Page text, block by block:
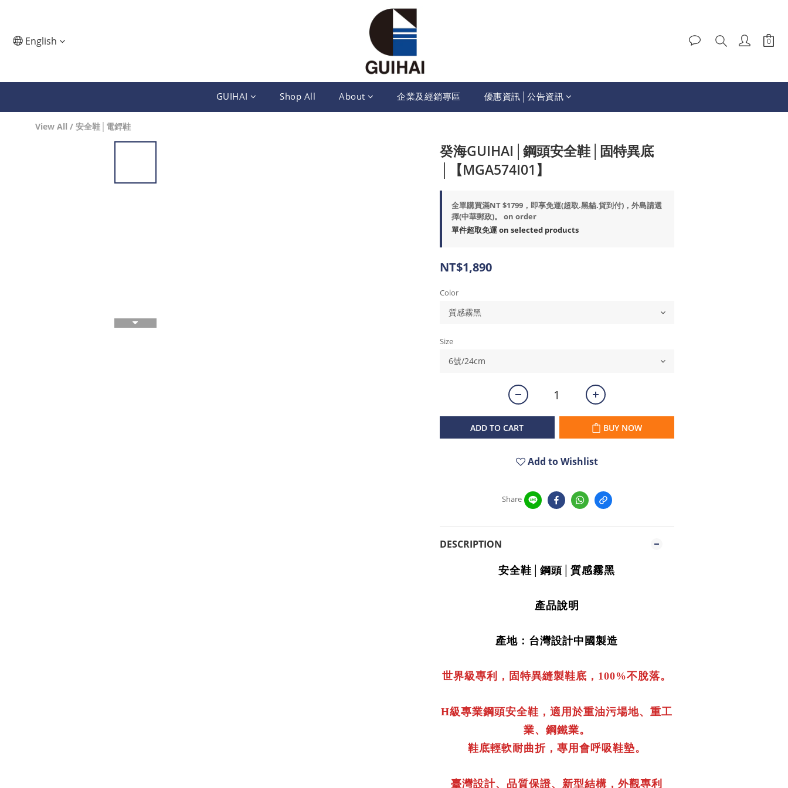
English
GUIHAI Shop All About 企業及經銷專區 優惠資訊│公告資訊
View All / 安全鞋│電銲鞋
癸海GUIHAI│鋼頭安全鞋│固特異底
│【MGA574I01】
全單購買滿NT $1799，即享免運(超取.黑貓.貨到付)，外島請選
擇(中華郵政)。 on order
單件超取免運 on selected products
NT$1,890
Color
Size
ADD TO CART BUY NOW
Add to Wishlist
Share
DESCRIPTION
安全鞋│鋼頭│質感霧黑
產品說明
產地：台灣設計中國製造
世界級專利，固特異縫製鞋底， 100%不脫落。
H級專業鋼頭安全鞋，適用於重油污場地、重工
業、鋼鐵業。
鞋底輕軟耐曲折，專用會呼吸鞋墊。
臺灣設計、品質保證、新型結構，外觀專利